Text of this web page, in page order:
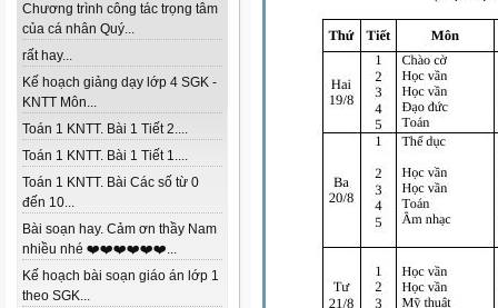
Chương trình công tác trọng tâm
của cá nhân Quý...
rất hay...
Kế hoạch giảng dạy lớp 4 SGK -
KNTT Môn...
Toán 1 KNTT. Bài 1 Tiết 2....
Toán 1 KNTT. Bài 1 Tiết 1....
Toán 1 KNTT. Bài Các số từ 0
đến 10...
Bài soạn hay. Cảm ơn thầy Nam
nhiều nhé ❤️❤️❤️❤️❤️❤️...
Kế hoạch bài soạn giáo án lớp 1
theo SGK...